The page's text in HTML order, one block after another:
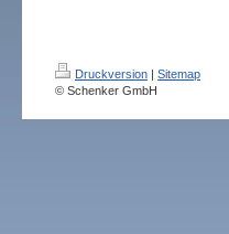
Druckversion | Sitemap
© Schenker GmbH